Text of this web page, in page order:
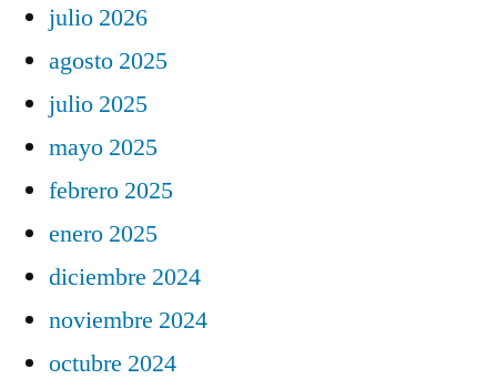
julio 2026
agosto 2025
julio 2025
mayo 2025
febrero 2025
enero 2025
diciembre 2024
noviembre 2024
octubre 2024